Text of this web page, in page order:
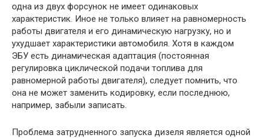
одна из двух форсунок не имеет одинаковых
характеристик. Иное не только влияет на равномерность
работы двигателя и его динамическую нагрузку, но и
ухудшает характеристики автомобиля. Хотя в каждом
ЭБУ есть динамическая адаптация (постоянная
регулировка циклической подачи топлива для
равномерной работы двигателя), следует помнить, что
она не может заменить кодировку, если последнюю,
например, забыли записать.
Проблема затрудненного запуска дизеля является одной